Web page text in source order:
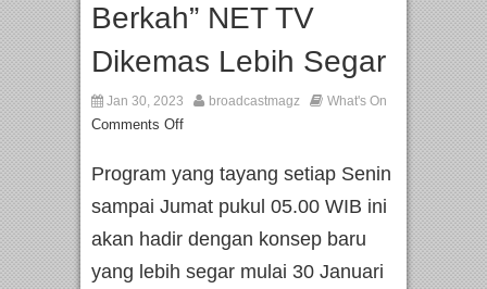
Berkah” NET TV
Dikemas Lebih Segar
Jan 30, 2023 broadcastmagz What's On
Comments Off
Program yang tayang setiap Senin
sampai Jumat pukul 05.00 WIB ini
akan hadir dengan konsep baru
yang lebih segar mulai 30 Januari